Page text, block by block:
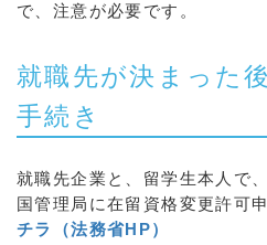
で、注意が必要です。
就職先が決まった
手続き
就職先企業と、留学生本人で
国管理局に在留資格変更許可
チラ（法務省HP）